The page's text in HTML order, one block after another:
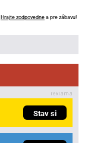
Hrajte zodpovedne a pre zábavu!
Stav si